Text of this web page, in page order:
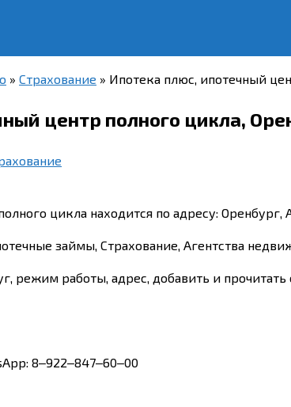
» Страхование » Ипотека плюс, ипотечный
центр полного цикла,
цикла находится по адресу: Оренбург,
займы, Страхование, Агентства
режим работы, адрес, добавить и
8‒922‒847‒60‒00